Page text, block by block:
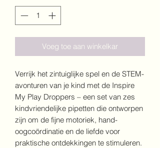
Voeg toe aan winkelkar
Verrijk het zintuiglijke spel en de STEM-
avonturen van je kind met de Inspire
My Play Droppers – een set van zes
kindvriendelijke pipetten die ontworpen
zijn om de fijne motoriek, hand-
oogcoördinatie en de liefde voor
praktische ontdekkingen te stimuleren.